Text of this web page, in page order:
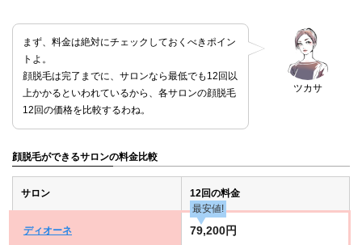
ツカサ
まず、料金は絶対にチェックしておくべきポイン
トよ。
顔脱毛は完了までに、サロンなら最低でも12回以
上かかるといわれているから、各サロンの顔脱毛
12回の価格を比較するわね。
顔脱毛ができるサロンの料金比較
サロン 12回の料金
ディオーネ
最安値!
79,200円